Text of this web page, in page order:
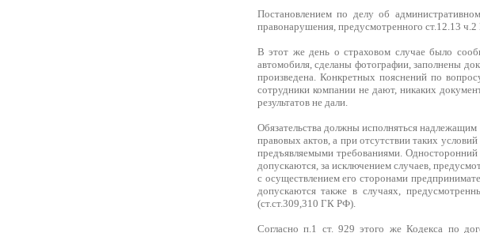
Постановлением по делу об
правонарушения, предусмотренного ст.12.13
В этот же день о страховом случае было
автомобиля, сделаны фотографии, заполнены
произведена. Конкретных пояснений по
сотрудники компании не дают, никаких
результатов не дали.
Обязательства должны исполняться надлежащим
правовых актов, а при отсутствии таких
предъявляемыми требованиями. Односторонний
допускаются, за исключением случаев,
с осуществлением его сторонами
допускаются также в случаях,
(ст.ст.309,310 ГК РФ).
Согласно п.1 ст. 929 этого же Кодекса по